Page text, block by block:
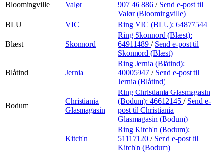
Bloomingville Valør
907 46 886 / Send e-post til
Valør (Bloomingville)
BLU
VIC Ring VIC (BLU): 64877544
Blæst Skonnord
Ring Skonnord (Blæst):
64911489 / Send e-post til
Skonnord (Blæst)
Blåtind Jernia
Ring Jernia (Blåtind):
40005947 / Send e-post til
Jernia (Blåtind)
Bodum
Christiania
Glasmagasin
Ring Christiania Glasmagasin
(Bodum): 46612145 / Send e-
post til Christiania
Glasmagasin (Bodum)
Kitch'n
Ring Kitch'n (Bodum):
51117120 / Send e-post til
Kitch'n (Bodum)